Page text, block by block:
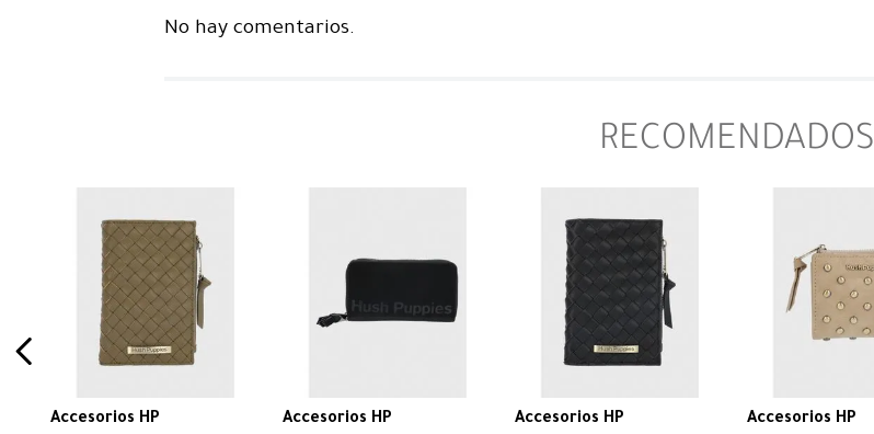
No hay comentarios.
RECOMENDADOS
Accesorios HP
Accesorios HP
Accesorios HP
Accesorios HP